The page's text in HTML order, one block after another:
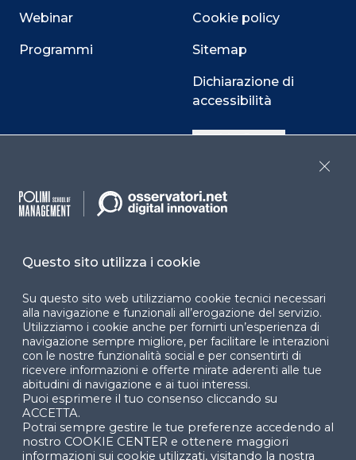
Webinar
Programmi
Cookie policy
Sitemap
Dichiarazione di
accessibilità
Cookie Center
Facebook LinkedIn
© 2024 Copyright © Politecnico di Milano Dipartimento
di Ingegneria Gestionale
Questo sito utilizza i cookie
Su questo sito web utilizziamo cookie tecnici necessari
alla navigazione e funzionali all’erogazione del servizio.
Utilizziamo i cookie anche per fornirti un’esperienza di
navigazione sempre migliore, per facilitare le interazioni
con le nostre funzionalità social e per consentirti di
ricevere informazioni e offerte mirate aderenti alle tue
abitudini di navigazione e ai tuoi interessi.
Puoi esprimere il tuo consenso cliccando su
ACCETTA.
Potrai sempre gestire le tue preferenze accedendo al
nostro COOKIE CENTER e ottenere maggiori
informazioni sui cookie utilizzati, visitando la nostra